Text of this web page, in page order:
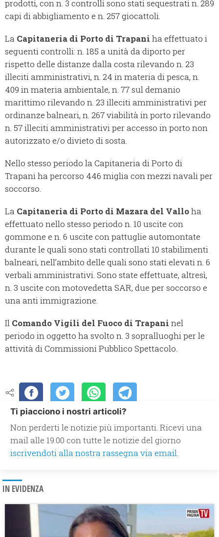
prodotti, con n. 3 controlli sono stati sequestrati n. 289
capi di abbigliamento e n. 257 giocattoli.
La Capitaneria di Porto di Trapani ha effettuato i
seguenti controlli: n. 185 a unità da diporto per
rispetto delle distanze dalla costa rilevando n. 23
illeciti amministrativi, n. 24 in materia di pesca, n.
409 in materia ambientale, n. 77 sul demanio
marittimo rilevando n. 23 illeciti amministrativi per
ordinanze balneari, n. 267 viabilità in porto rilevando
n. 57 illeciti amministrativi per accesso in porto non
autorizzato e/o divieto di sosta.
Nello stesso periodo la Capitaneria di Porto di
Trapani ha percorso 446 miglia con mezzi navali per
soccorso.
La Capitaneria di Porto di Mazara del Valloha
effettuato nello stesso periodo n. 10 uscite con
gommone e n. 6 uscite con pattuglie automontate
durante le quali sono stati controllati 10 stabilimenti
balneari, nell’ambito delle quali sono stati elevati n. 6
verbali amministrativi. Sono state effettuate, altresì,
n. 3 uscite con motovedetta SAR, due per soccorso e
una anti immigrazione.
Il Comando Vigili del Fuoco di Trapani nel
periodo in oggetto ha svolto n. 3 sopralluoghi per le
attività di Commissioni Pubblico Spettacolo.
Ti piacciono i nostri articoli?
Non perderti le notizie più importanti. Ricevi una
mail alle 19.00 con tutte le notizie del giorno
iscrivendoti alla nostra rassegna via email.
IN EVIDENZA